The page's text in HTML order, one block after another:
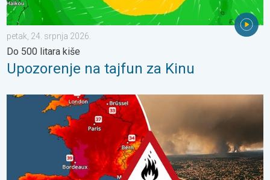
petak, 24. srpnja 2026.
Do 500 litara kiše
Upozorenje na tajfun za Kinu
Veliki požari u jugozapadnoj Europi. Tisuće ljudi u bijegu. . .